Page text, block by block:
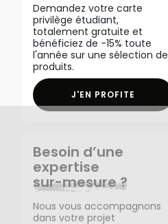
Demandez votre carte
privilège étudiant,
totalement gratuite et
bénéficiez de -15% toute
l'année sur une sélection de
produits.
J'EN PROFITE
Besoin d’une
expertise
sur-mesure ?
Nous vous accompagnons
dans votre projet